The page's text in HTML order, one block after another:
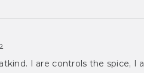
I are controls the spice, I